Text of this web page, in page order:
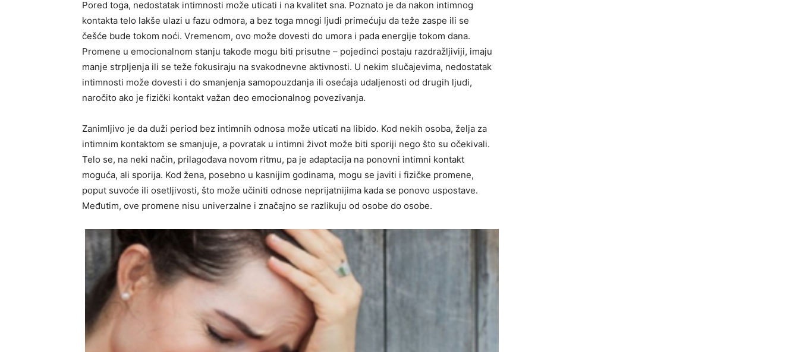
Pored toga, nedostatak intimnosti može uticati i na kvalitet sna. Poznato je da nakon intimnog
kontakta telo lakše ulazi u fazu odmora, a bez toga mnogi ljudi primećuju da teže zaspe ili se
češće bude tokom noći. Vremenom, ovo može dovesti do umora i pada energije tokom dana.
Promene u emocionalnom stanju takođe mogu biti prisutne – pojedinci postaju razdražljiviji, imaju
manje strpljenja ili se teže fokusiraju na svakodnevne aktivnosti. U nekim slučajevima, nedostatak
intimnosti može dovesti i do smanjenja samopouzdanja ili osećaja udaljenosti od drugih ljudi,
naročito ako je fizički kontakt važan deo emocionalnog povezivanja.
Zanimljivo je da duži period bez intimnih odnosa može uticati na libido. Kod nekih osoba, želja za
intimnim kontaktom se smanjuje, a povratak u intimni život može biti sporiji nego što su očekivali.
Telo se, na neki način, prilagođava novom ritmu, pa je adaptacija na ponovni intimni kontakt
moguća, ali sporija. Kod žena, posebno u kasnijim godinama, mogu se javiti i fizičke promene,
poput suvoće ili osetljivosti, što može učiniti odnose neprijatnijima kada se ponovo uspostave.
Međutim, ove promene nisu univerzalne i značajno se razlikuju od osobe do osobe.